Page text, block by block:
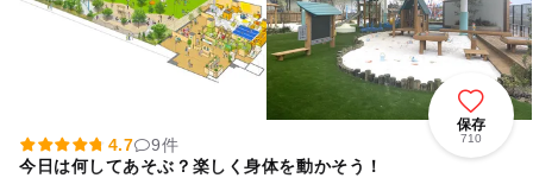
保存
710
4.7
9件
今日は何してあそぶ？楽しく身体を動かそう！